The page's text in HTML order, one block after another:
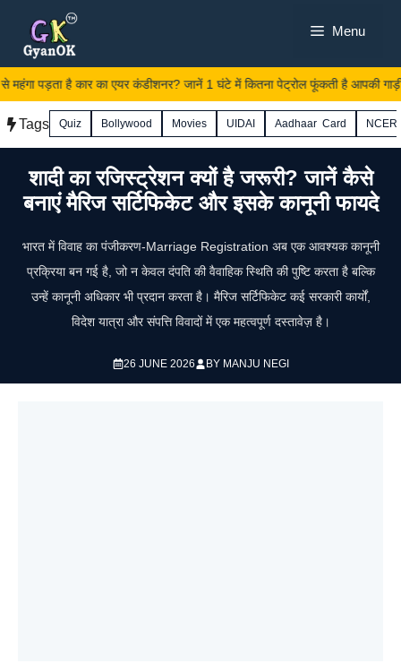
content
Menu
पड़ता है कार का एयर कंडीशनर? जानें 1 घंटे में कितना पेट्रोल फूंकती है आपकी गाड़ी।
Tags Quiz Bollywood Movies UIDAI Aadhaar Card
शादी का रजिस्ट्रेशन क्यों है जरूरी? जानें कैसे
बनाएं मैरिज सर्टिफिकेट और इसके कानूनी फायदे
भारत में विवाह का पंजीकरण-Marriage Registration अब एक आवश्यक कानूनी
प्रक्रिया बन गई है, जो न केवल दंपति की वैवाहिक स्थिति की पुष्टि करता है बल्कि
उन्हें कानूनी अधिकार भी प्रदान करता है। मैरिज सर्टिफिकेट कई सरकारी कार्यों,
विदेश यात्रा और संपत्ति विवादों में एक महत्वपूर्ण दस्तावेज़ है।
26 JUNE 2026 BY MANJU NEGI